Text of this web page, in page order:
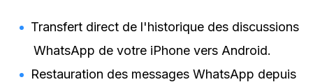
Transfert direct de l'historique des discussions
WhatsApp de votre iPhone vers Android.
Restauration des messages WhatsApp depuis